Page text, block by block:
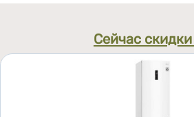
Сейчас